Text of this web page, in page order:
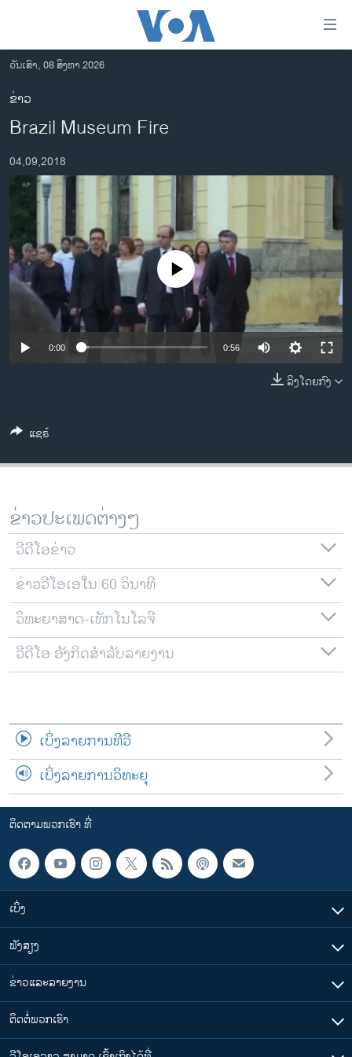
ເຂົ້າ
ຫາ
ຂ້າມ
ຂ້າມ
ໄປ
ຫາ
ອາເມຣິກາ
ການເລືອກຕັ້ງ ປະທານາທີບໍດີ ສະຫະລັດ 2024
ຂ່າວ​ຈີນ
ເອເຊຍ
ອິດສະຫຼະພາບດ້ານການຂ່າວ
ຊີວິດຊາວລາວ
ຊຸມຊົນຊາວລາວ
ວິທະຍາສາດ-ເທັກໂນໂລຈີ
ພາສາອັງກິດ
ລາຍການກະຈາຍສຽງ
ລາຍງານ
ຕິດຕາມພວກເຮົາ ທີ່
ພາສາຕ່າງໆ
ວັນເສົາ, 08 ສິງຫາ 2026
ຂ່າວ
Brazil Museum Fire
04,09,2018
No media source currently available
0:00 0:56
ລິງໂດຍກົງ
ແຊຣ໌
ຂ່າວປະເພດຕ່າງໆ
ວີດີໂອຂ່າວ
ຂ່າວວີໂອເອໃນ 60 ວິນາທີ
ວິທະຍາສາດ-ເທັກໂນໂລຈີ
ວີດີໂອ ອັງກິດສຳລັບລາຍງານ
ເບິ່ງລາຍການທີວີ
ເບິ່ງລາຍການວິທະຍຸ
ຕິດຕາມພວກເຮົາ ທີ່
ເບິ່ງ
ຟັງສຽງ
ຂ່າວແລະລາຍງານ
ຕິດຕໍ່ພວກເຮົາ